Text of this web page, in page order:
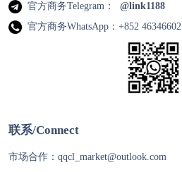
官方商务Telegram：
@link1188
官方商务WhatsApp：+852 46346602
联系/Connect
市场合作： qqcl_market@outlook.com